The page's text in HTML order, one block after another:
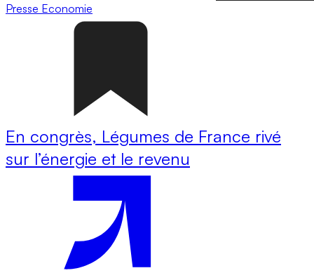
Presse Economie
En congrès, Légumes de France rivé
sur l’énergie et le revenu